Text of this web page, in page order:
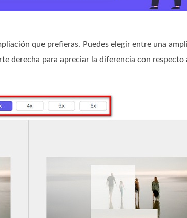
que prefieras. Puedes elegir entre una
derecha para apreciar la diferencia con